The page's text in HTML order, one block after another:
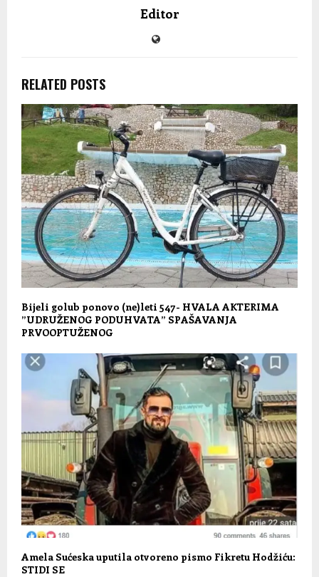
Editor
RELATED POSTS
Bijeli golub ponovo (ne)leti 547- HVALA AKTERIMA
”UDRUŽENOG PODUHVATA” SPAŠAVANJA
PRVOOPTUŽENOG
Amela Sućeska uputila otvoreno pismo Fikretu Hodžiću:
STIDI SE